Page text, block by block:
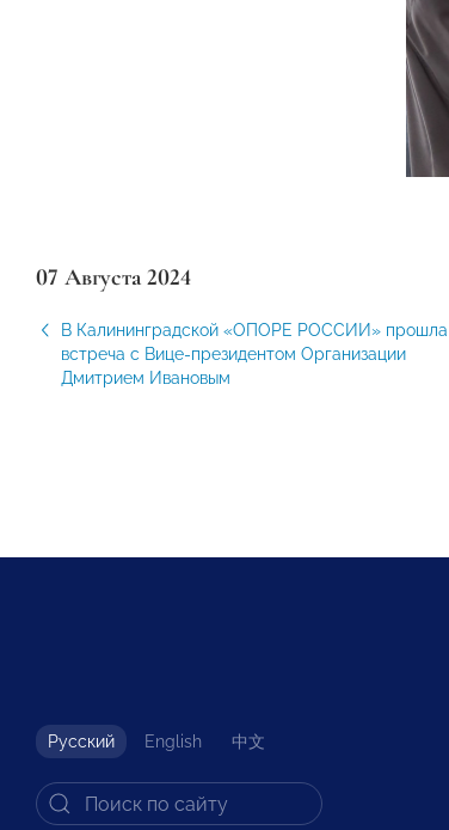
07 Августа 2024
В Калининградской «ОПОРЕ РОССИИ» прошла
встреча с Вице-президентом Организации
Дмитрием Ивановым
Русский English 中文